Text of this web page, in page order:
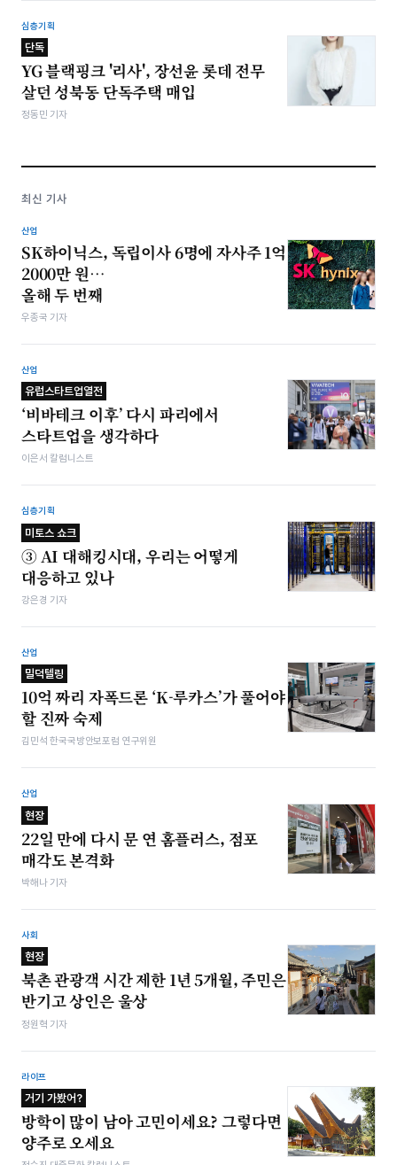
심층기획
단독
YG 블랙핑크 '리사', 장선윤 롯데 전무
살던 성북동 단독주택 매입
정동민 기자
최신 기사
산업
SK하이닉스, 독립이사 6명에 자사주 1억
2000만 원…
올해 두 번째
우종국 기자
산업
유럽스타트업열전
‘비바테크 이후’ 다시 파리에서
스타트업을 생각하다
이은서 칼럼니스트
심층기획
미토스 쇼크
③ AI 대해킹시대, 우리는 어떻게
대응하고 있나
강은경 기자
산업
밀덕텔링
10억 짜리 자폭드론 ‘K-루카스’가 풀어야
할 진짜 숙제
김민석 한국국방안보포럼 연구위원
산업
현장
22일 만에 다시 문 연 홈플러스, 점포
매각도 본격화
박해나 기자
사회
현장
북촌 관광객 시간 제한 1년 5개월, 주민은
반기고 상인은 울상
정원혁 기자
라이프
거기 가봤어?
방학이 많이 남아 고민이세요? 그렇다면
양주로 오세요